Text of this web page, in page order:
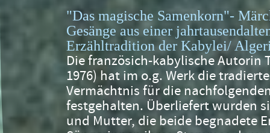
"Das magische Samenkorn"-
Gesänge aus einer
Erzähltradition der Kabylei/
Die französich-kabylische Autorin
1976) hat im o.g. Werk die
Vermächtnis für die
festgehalten. Überliefert wurden
und Mutter, die beide begnadete